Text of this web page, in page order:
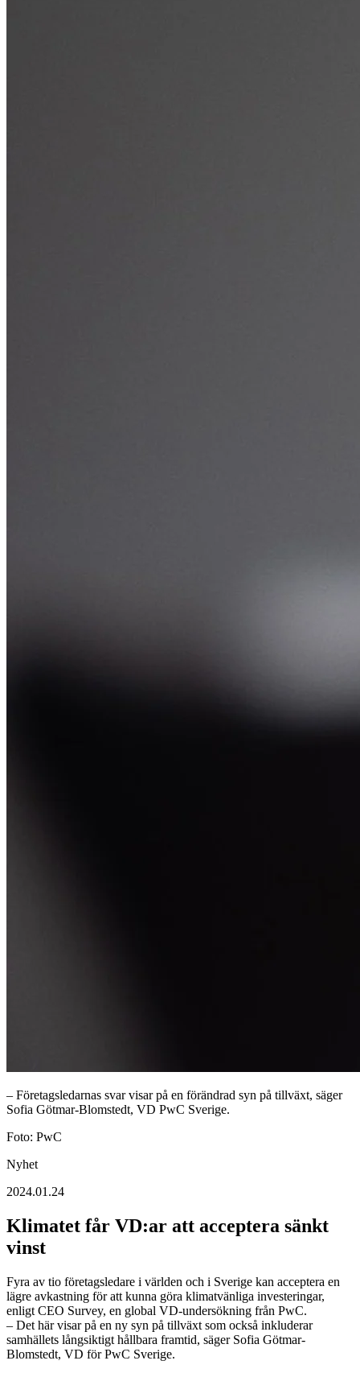
– Företagsledarnas svar visar på en förändrad syn på tillväxt, säger
Sofia Götmar-Blomstedt, VD PwC Sverige.
Foto: PwC
Nyhet
2024.01.24
Klimatet får VD:ar att acceptera sänkt
vinst
Fyra av tio företagsledare i världen och i Sverige kan acceptera en
lägre avkastning för att kunna göra klimatvänliga investeringar,
enligt CEO Survey, en global VD-undersökning från PwC.
– Det här visar på en ny syn på tillväxt som också inkluderar
samhällets långsiktigt hållbara framtid, säger Sofia Götmar-
Blomstedt, VD för PwC Sverige.